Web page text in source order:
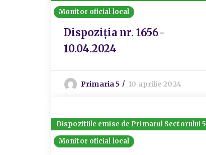
Monitor oficial local
Dispoziția nr. 1656-
10.04.2024
Primaria 5 10 aprilie 2024
Dispozitiile emise de Primarul Sectorului 5
Monitor oficial local